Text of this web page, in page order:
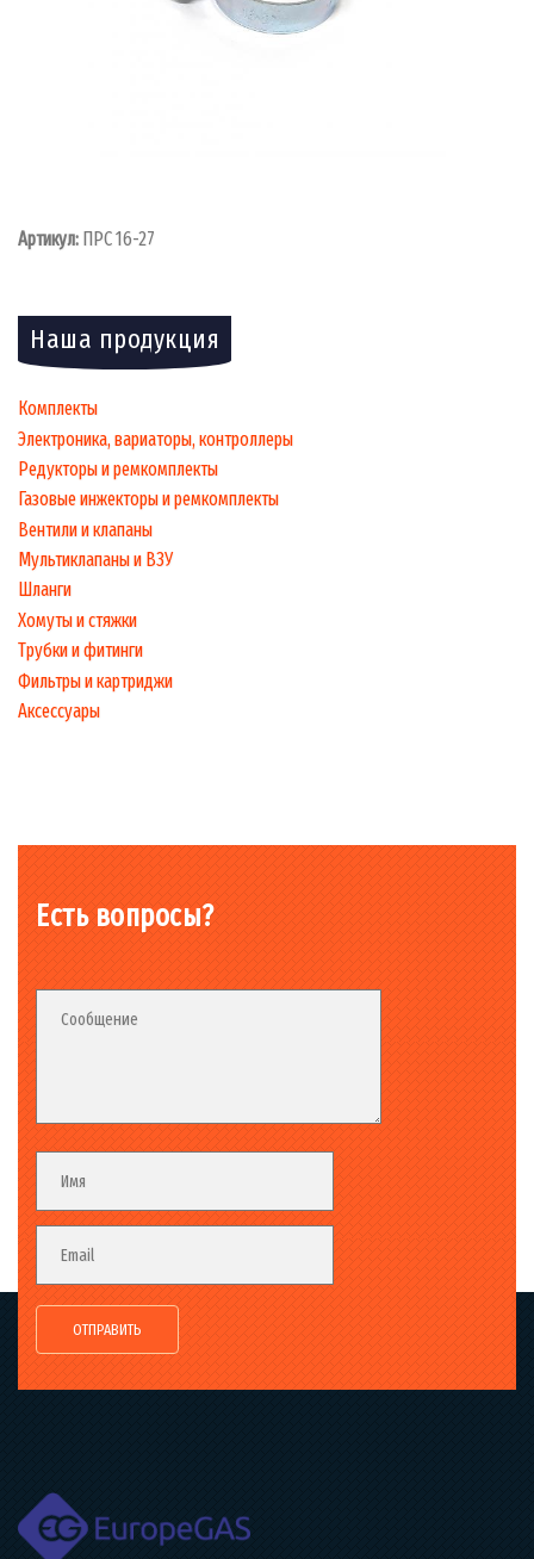
Артикул: ПРС 16-27
Наша продукция
Комплекты
Электроника, вариаторы, контроллеры
Редукторы и ремкомплекты
Газовые инжекторы и ремкомплекты
Вентили и клапаны
Мультиклапаны и ВЗУ
Шланги
Хомуты и стяжки
Трубки и фитинги
Фильтры и картриджи
Аксессуары
Есть вопросы?
Fieldset
Сообщение
Fieldset
Имя
Email